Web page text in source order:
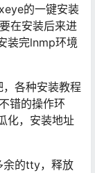
的一键安装
在安装后来进
装完lnmp环境
各种安装教程
错的操作环
化，安装地址
余的tty，释放